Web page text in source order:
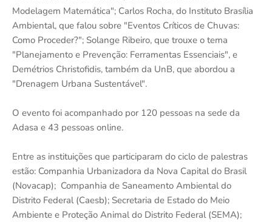
Modelagem Matemática"; Carlos Rocha, do Instituto Brasília
Ambiental, que falou sobre "Eventos Críticos de Chuvas:
Como Proceder?"; Solange Ribeiro, que trouxe o tema
"Planejamento e Prevenção: Ferramentas Essenciais", e
Demétrios Christofidis, também da UnB, que abordou a
"Drenagem Urbana Sustentável".
O evento foi acompanhado por 120 pessoas na sede da
Adasa e 43 pessoas online.
Entre as instituições que participaram do ciclo de palestras
estão: Companhia Urbanizadora da Nova Capital do Brasil
(Novacap); Companhia de Saneamento Ambiental do
Distrito Federal (Caesb); Secretaria de Estado do Meio
Ambiente e Proteção Animal do Distrito Federal (SEMA);